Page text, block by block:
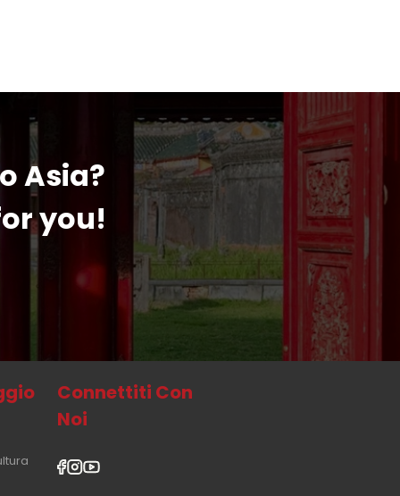
Asia?
you!
Connettiti Con
Noi